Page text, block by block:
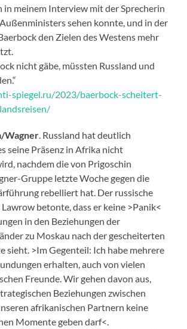
in meinem Interview mit der Sprecherin
sehen konnte, und in der
den Zielen des Westens mehr
nicht gäbe, müssten Russland und
spiegel.ru/2023/baerbock-scheitert-
Wagner . Russland hat deutlich
seine Präsenz in Afrika nicht
nachdem die von Prigoschin
Gruppe letzte Woche gegen die
rebelliert hat. Der russische
betonte, dass er keine >Panik<
in den Beziehungen der
zu Moskau nach der gescheiterten
sieht. >Im Gegenteil: Ich habe mehrere
erhalten, auch von vielen
Freunde. Wir gehen davon aus,
Beziehungen zwischen
afrikanischen Partnern keine
Momente geben darf<.